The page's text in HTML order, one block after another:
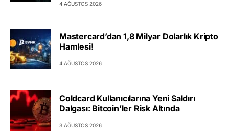
4 AĞUSTOS 2026
Mastercard’dan 1,8 Milyar Dolarlık Kripto
Hamlesi!
4 AĞUSTOS 2026
Coldcard Kullanıcılarına Yeni Saldırı
Dalgası: Bitcoin’ler Risk Altında
3 AĞUSTOS 2026